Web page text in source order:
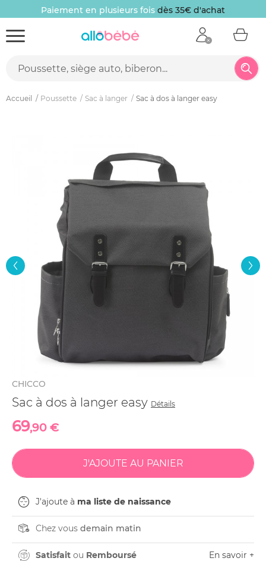
Paiement en plusieurs fois dès 35€ d'achat
Accueil Poussette Sac à langer Sac à dos à langer easy
CHICCO
Sac à dos à langer easy Détails
69,90 €
J'ajoute à ma liste de naissance
Chez vous demain matin
Satisfait ou Remboursé En savoir +